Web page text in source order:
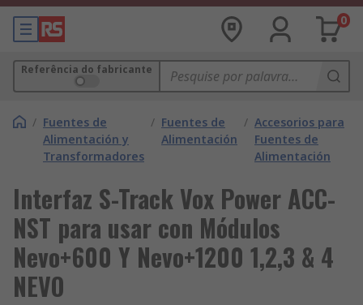
0
Referência do fabricante
/ Fuentes de
Alimentación y
Transformadores
/ Fuentes de
Alimentación
/ Accesorios para
Fuentes de
Alimentación
Interfaz S-Track Vox Power ACC-
NST para usar con Módulos
Nevo+600 Y Nevo+1200 1,2,3 & 4
NEVO